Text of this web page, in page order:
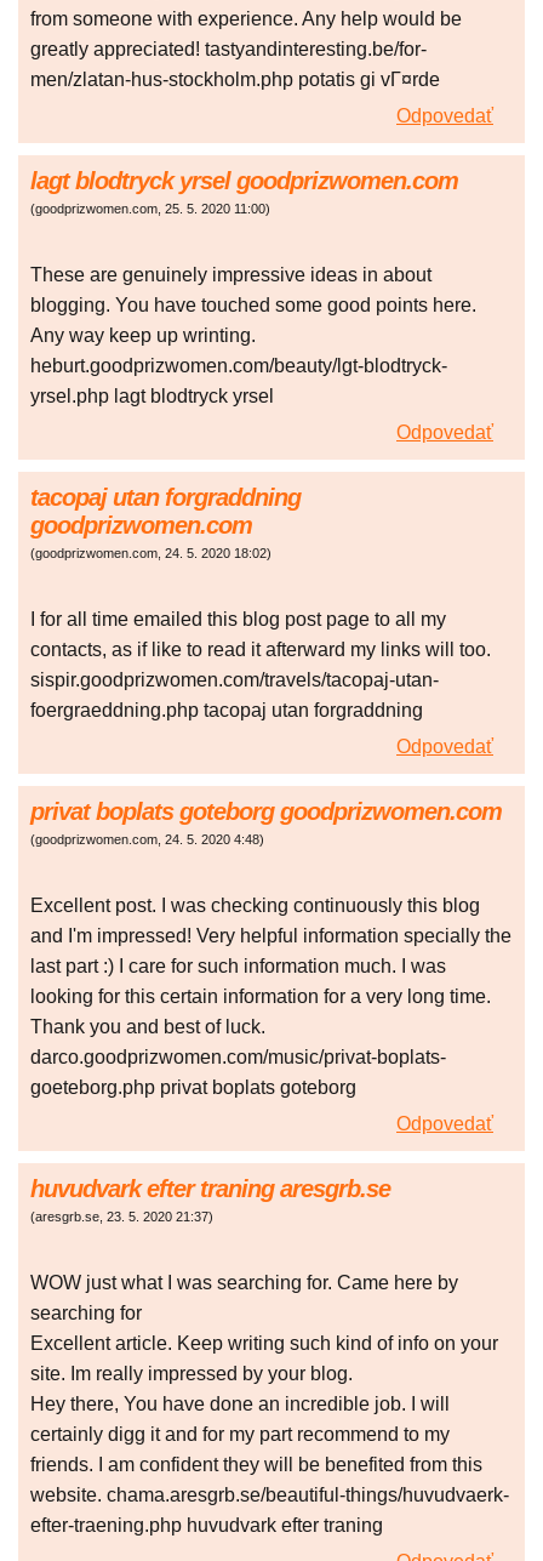
from someone with experience. Any help would be
greatly appreciated! tastyandinteresting.be/for-
men/zlatan-hus-stockholm.php potatis gi vГ¤rde
Odpovedať
lagt blodtryck yrsel goodprizwomen.com
(goodprizwomen.com 25. 5. 2020 11:00)
These are genuinely impressive ideas in about
blogging. You have touched some good points here.
Any way keep up wrinting.
heburt.goodprizwomen.com/beauty/lgt-blodtryck-
yrsel.php lagt blodtryck yrsel
Odpovedať
tacopaj utan forgraddning
goodprizwomen.com
(goodprizwomen.com 24. 5. 2020 18:02)
I for all time emailed this blog post page to all my
contacts, as if like to read it afterward my links will too.
sispir.goodprizwomen.com/travels/tacopaj-utan-
foergraeddning.php tacopaj utan forgraddning
Odpovedať
privat boplats goteborg goodprizwomen.com
(goodprizwomen.com 24. 5. 2020 4:48)
Excellent post. I was checking continuously this blog
and I'm impressed! Very helpful information specially the
last part :) I care for such information much. I was
looking for this certain information for a very long time.
Thank you and best of luck.
darco.goodprizwomen.com/music/privat-boplats-
goeteborg.php privat boplats goteborg
Odpovedať
huvudvark efter traning aresgrb.se
(aresgrb.se 23. 5. 2020 21:37)
WOW just what I was searching for. Came here by
searching for
Excellent article. Keep writing such kind of info on your
site. Im really impressed by your blog.
Hey there, You have done an incredible job. I will
certainly digg it and for my part recommend to my
friends. I am confident they will be benefited from this
website. chama.aresgrb.se/beautiful-things/huvudvaerk-
efter-traening.php huvudvark efter traning